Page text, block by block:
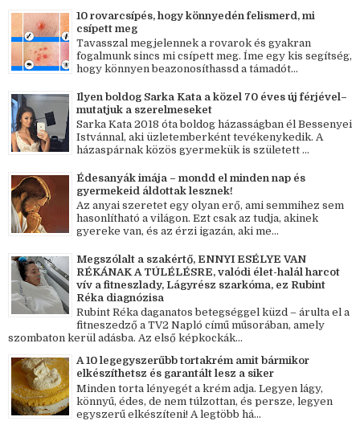
10 rovarcsípés, hogy könnyedén felismerd, mi
csípett meg
Tavasszal megjelennek a rovarok és gyakran
fogalmunk sincs mi csípett meg. Íme egy kis segítség,
hogy könnyen beazonosíthassd a támadót...
Ilyen boldog Sarka Kata a közel 70 éves új férjével–
mutatjuk a szerelmeseket
Sarka Kata 2018 óta boldog házasságban él Bessenyei
Istvánnal, aki üzletemberként tevékenykedik. A
házaspárnak közös gyermekük is született ...
Édesanyák imája – mondd el minden nap és
gyermekeid áldottak lesznek!
Az anyai szeretet egy olyan erő, ami semmihez sem
hasonlítható a világon. Ezt csak az tudja, akinek
gyereke van, és az érzi igazán, aki me...
Megszólalt a szakértő, ENNYI ESÉLYE VAN
RÉKÁNAK A TÚLÉLÉSRE, valódi élet-halál harcot
vív a fitneszlady, Lágyrész szarkóma, ez Rubint
Réka diagnózisa
Rubint Réka daganatos betegséggel küzd – árulta el a
fitneszedző a TV2 Napló című műsorában, amely
szombaton kerül adásba. Az első képkockák...
A 10 legegyszerűbb tortakrém amit bármikor
elkészíthetsz és garantált lesz a siker
Minden torta lényegét a krém adja. Legyen lágy,
könnyű, édes, de nem túlzottan, és persze, legyen
egyszerű elkészíteni! A legtöbb há...